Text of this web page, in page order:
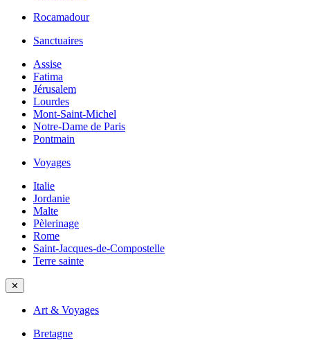
Rocamadour
Sanctuaires
Assise
Fatima
Jérusalem
Lourdes
Mont-Saint-Michel
Notre-Dame de Paris
Pontmain
Voyages
Italie
Jordanie
Malte
Pèlerinage
Rome
Saint-Jacques-de-Compostelle
Terre sainte
✕
Art & Voyages
Bretagne